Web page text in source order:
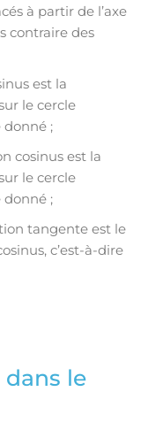
à partir de l’axe
contraire des
est la
le cercle
donné ;
cosinus est la
le cercle
donné ;
tangente est le
c’est-à-dire
le